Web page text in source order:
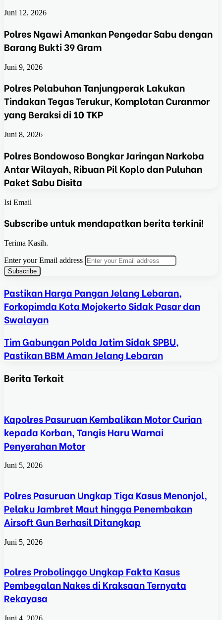
Juni 12, 2026
Polres Ngawi Amankan Pengedar Sabu dengan
Barang Bukti 39 Gram
Juni 9, 2026
Polres Pelabuhan Tanjungperak Lakukan
Tindakan Tegas Terukur, Komplotan Curanmor
yang Beraksi di 10 TKP
Juni 8, 2026
Polres Bondowoso Bongkar Jaringan Narkoba
Antar Wilayah, Ribuan Pil Koplo dan Puluhan
Paket Sabu Disita
Isi Email
Subscribe untuk mendapatkan berita terkini!
Terima Kasih.
Enter your Email address
Pastikan Harga Pangan Jelang Lebaran,
Forkopimda Kota Mojokerto Sidak Pasar dan
Swalayan
Tim Gabungan Polda Jatim Sidak SPBU,
Pastikan BBM Aman Jelang Lebaran
Berita Terkait
Kapolres Pasuruan Kembalikan Motor Curian
kepada Korban, Tangis Haru Warnai
Penyerahan Motor
Juni 5, 2026
Polres Pasuruan Ungkap Tiga Kasus Menonjol,
Pelaku Jambret Maut hingga Penembakan
Airsoft Gun Berhasil Ditangkap
Juni 5, 2026
Polres Probolinggo Ungkap Fakta Kasus
Pembegalan Nakes di Kraksaan Ternyata
Rekayasa